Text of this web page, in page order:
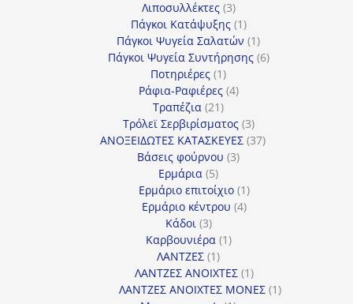
Λιποσυλλέκτες 33
προϊόντα
Πάγκοι Κατάψυξης 11
προϊόν
Πάγκοι Ψυγεία Σαλατών 11
προϊόν
Πάγκοι Ψυγεία Συντήρησης 66
Ποτηριέρες 11
προϊόν
Ράφια-Ραφιέρες 44
Τραπέζια 2121
προϊόντα
Τρόλεϊ Σερβιρίσματος 33
προϊόντα
ΑΝΟΞΕΙΔΩΤΕΣ ΚΑΤΑΣΚΕΥΕΣ 3737
Βάσεις φούρνου 33
Ερμάρια 55
προϊόντα
Ερμάριο επιτοίχιο 11
προϊόν
Ερμάριο κέντρου 44
Κάδοι 33
προϊόντα
Καρβουνιέρα 11
ΛΑΝΤΖΕΣ 11
προϊόν
ΛΑΝΤΖΕΣ ΑΝΟΙΧΤΕΣ 11
προϊόν
ΛΑΝΤΖΕΣ ΑΝΟΙΧΤΕΣ ΜΟΝΕΣ 11